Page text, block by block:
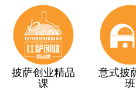
披萨创业精品
课
意式披
班